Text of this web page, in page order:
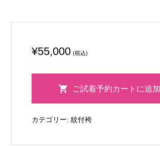
¥55,000 (税込)
か
ご試着予約カートに追加
カテゴリー:紋付袴